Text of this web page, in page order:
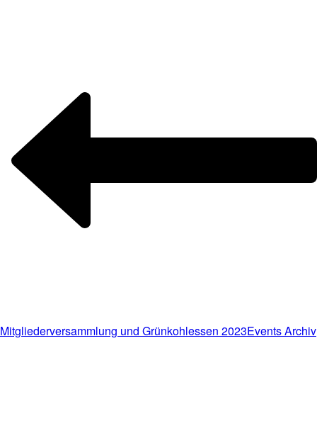
Mitgliederversammlung und Grünkohlessen 2023Events Archiv